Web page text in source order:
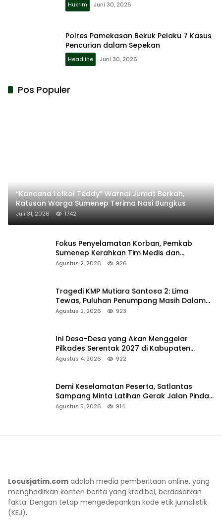
Hukrim Juni 30, 2026
Polres Pamekasan Bekuk Pelaku 7 Kasus
Pencurian dalam Sepekan
Headline Juni 30, 2026
Pos Populer
“Kancana Letkol Teddy” Warnai Jumat Berkah,
Ratusan Warga Sumenep Terima Nasi Bungkus
Juli 31, 2026 1742
Fokus Penyelamatan Korban, Pemkab
Sumenep Kerahkan Tim Medis dan
Ambulans ke Pelabuhan Kalianget
Agustus 2, 2026 926
Tragedi KMP Mutiara Santosa 2: Lima
Tewas, Puluhan Penumpang Masih Dalam
Pencarian
Agustus 2, 2026 923
Ini Desa-Desa yang Akan Menggelar
Pilkades Serentak 2027 di Kabupaten
Sumenep
Agustus 4, 2026 922
Demi Keselamatan Peserta, Satlantas
Sampang Minta Latihan Gerak Jalan Pindah
ke Lokasi Aman
Agustus 5, 2026 914
Locusjatim.com adalah media pemberitaan online, yang
menghadirkan konten berita yang kredibel, berdasarkan
fakta. Dengan tetap mengedepankan kode etik jurnalistik
(KEJ).